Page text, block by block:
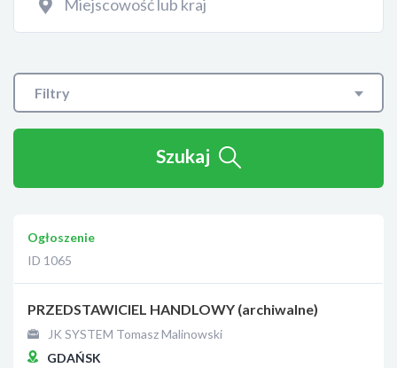
Filtry
Szukaj
Ogłoszenie
ID 1065
PRZEDSTAWICIEL HANDLOWY (archiwalne)
JK SYSTEM Tomasz Malinowski
GDAŃSK